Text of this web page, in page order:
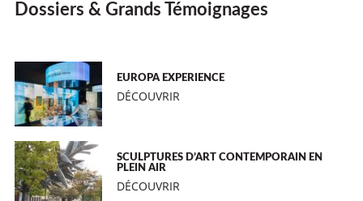
Dossiers & Grands Témoignages
EUROPA EXPERIENCE
DÉCOUVRIR
SCULPTURES D’ART CONTEMPORAIN EN
PLEIN AIR
DÉCOUVRIR